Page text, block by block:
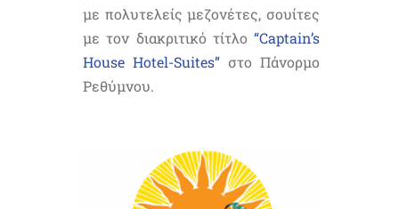
με πολυτελείς μεζονέτες, σουίτες
με τον διακριτικό τίτλο “Captain’s
House Hotel-Suites” στο Πάνορμο
Ρεθύμνου.